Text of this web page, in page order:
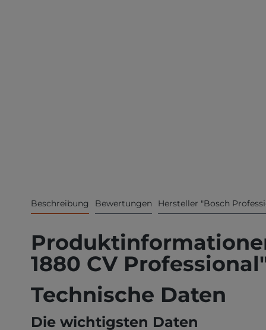
Beschreibung Bewertungen Hersteller "Bosch
1880 CV
Technische Daten
Die wichtigsten Daten